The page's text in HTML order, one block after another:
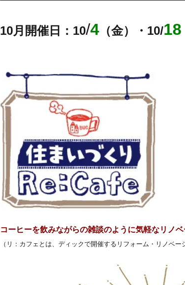
10月開催日： 10/4 （金） ・10/18
コーヒーを飲みながらの雑談のように気軽なリノベ
（リ：カフェとは、ディックで開催するリフォーム・リノベー